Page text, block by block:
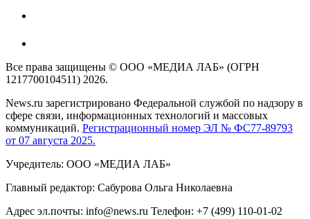
Все права защищены © ООО «МЕДИА ЛАБ» (ОГРН
1217700104511) 2026.
News.ru зарегистрировано Федеральной службой по надзору в
сфере связи, информационных технологий и массовых
коммуникаций. Регистрационный номер ЭЛ № ФС77-89793
от 07 августа 2025.
Учредитель: ООО «МЕДИА ЛАБ»
Главный редактор: Сабурова Ольга Николаевна
Адрес эл.почты: info@news.ru Телефон: +7 (499) 110-01-02